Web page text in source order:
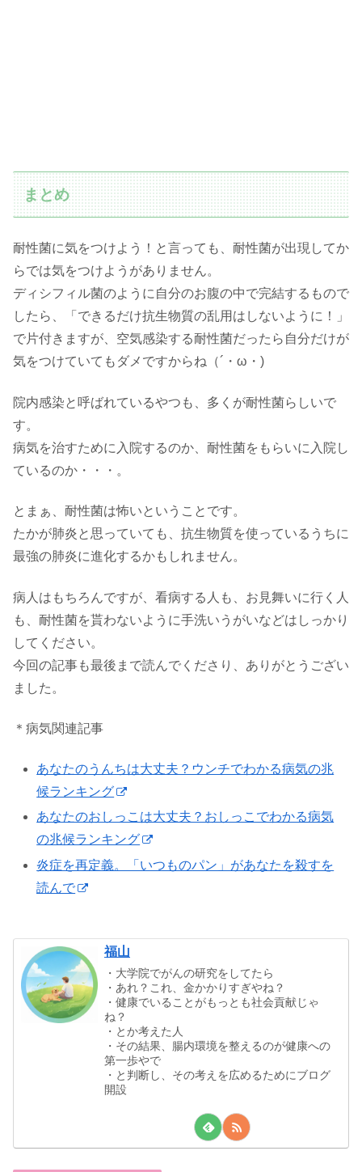
まとめ
耐性菌に気をつけよう！と言っても、耐性菌が出現してか
らでは気をつけようがありません。
ディシフィル菌のように自分のお腹の中で完結するもので
したら、「できるだけ抗生物質の乱用はしないように！」
で片付きますが、空気感染する耐性菌だったら自分だけが
気をつけていてもダメですからね（´・ω・)
院内感染と呼ばれているやつも、多くが耐性菌らしいで
す。
病気を治すために入院するのか、耐性菌をもらいに入院し
ているのか・・・。
とまぁ、耐性菌は怖いということです。
たかが肺炎と思っていても、抗生物質を使っているうちに
最強の肺炎に進化するかもしれません。
病人はもちろんですが、看病する人も、お見舞いに行く人
も、耐性菌を貰わないように手洗いうがいなどはしっかり
してください。
今回の記事も最後まで読んでくださり、ありがとうござい
ました。
＊病気関連記事
あなたのうんちは大丈夫？ウンチでわかる病気の兆
候ランキング
あなたのおしっこは大丈夫？おしっこでわかる病気
の兆候ランキング
炎症を再定義。「いつものパン」があなたを殺すを
読んで
福山
・大学院でがんの研究をしてたら
・あれ？これ、金かかりすぎやね？
・健康でいることがもっとも社会貢献じゃ
ね？
・とか考えた人
・その結果、腸内環境を整えるのが健康への
第一歩やで
・と判断し、その考えを広めるためにブログ
開設